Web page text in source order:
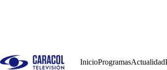
InicioProgramasActualidad